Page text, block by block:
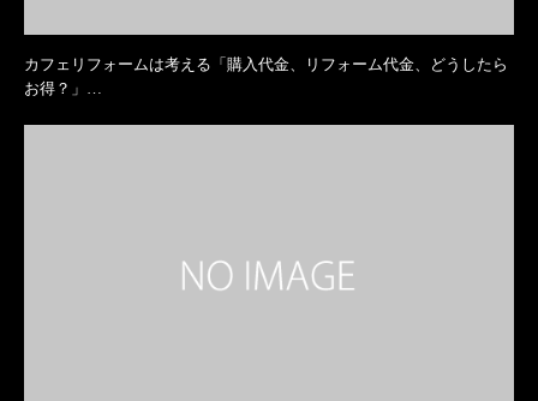
カフェリフォームは考える「購入代金、リフォーム代金、どうしたら
お得？」…